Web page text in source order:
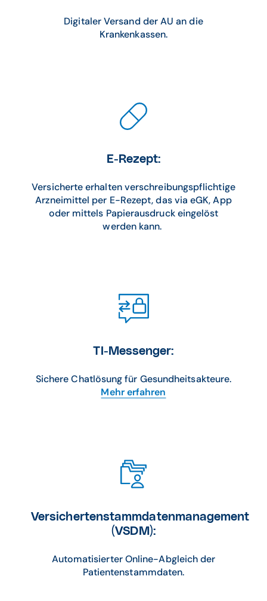
Digitaler Versand der AU an die
Krankenkassen.
E-Rezept:
Versicherte erhalten verschreibungspflichtige
Arzneimittel per E-Rezept, das via eGK, App
oder mittels Papierausdruck eingelöst
werden kann.
TI-Messenger:
Sichere Chatlösung für Gesundheitsakteure.
Mehr erfahren
Versichertenstammdatenmanagement
(VSDM):
Automatisierter Online-Abgleich der
Patientenstammdaten.